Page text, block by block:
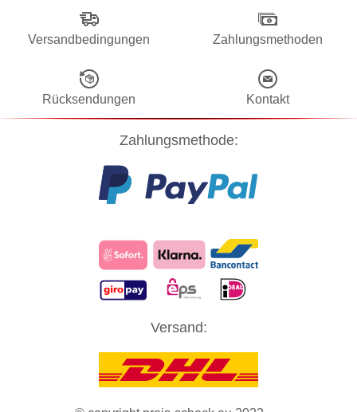
zu Ihren Rechten als Benutzer finden Sie in unserer
Cookies zu akzeptieren und direkt unsere Website besuchen zu
ZUSTIMMUNG
Versandbedingungen Zahlungsmethoden
Rücksendungen Kontakt
Zahlungsmethode:
Versand: